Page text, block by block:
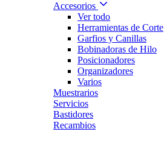
Accesorios
Ver todo
Herramientas de Corte
Garfios y Canillas
Bobinadoras de Hilo
Posicionadores
Organizadores
Varios
Muestrarios
Servicios
Bastidores
Recambios